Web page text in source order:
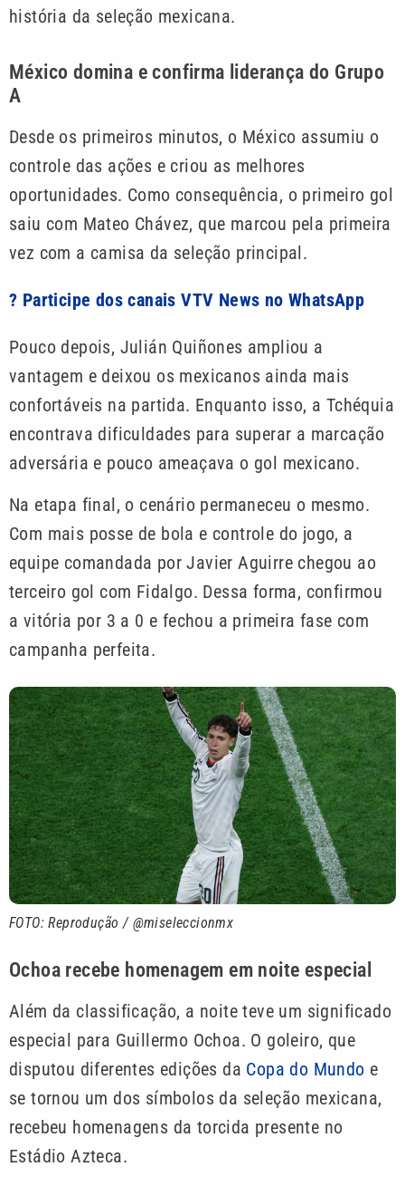
história da seleção mexicana.
México domina e confirma liderança do Grupo
A
Desde os primeiros minutos, o México assumiu o
controle das ações e criou as melhores
oportunidades. Como consequência, o primeiro gol
saiu com Mateo Chávez, que marcou pela primeira
vez com a camisa da seleção principal.
? Participe dos canais VTV News no WhatsApp
Pouco depois, Julián Quiñones ampliou a
vantagem e deixou os mexicanos ainda mais
confortáveis na partida. Enquanto isso, a Tchéquia
encontrava dificuldades para superar a marcação
adversária e pouco ameaçava o gol mexicano.
Na etapa final, o cenário permaneceu o mesmo.
Com mais posse de bola e controle do jogo, a
equipe comandada por Javier Aguirre chegou ao
terceiro gol com Fidalgo. Dessa forma, confirmou
a vitória por 3 a 0 e fechou a primeira fase com
campanha perfeita.
FOTO: Reprodução / @miseleccionmx
Ochoa recebe homenagem em noite especial
Além da classificação, a noite teve um significado
especial para Guillermo Ochoa. O goleiro, que
disputou diferentes edições da Copa do Mundo e
se tornou um dos símbolos da seleção mexicana,
recebeu homenagens da torcida presente no
Estádio Azteca.